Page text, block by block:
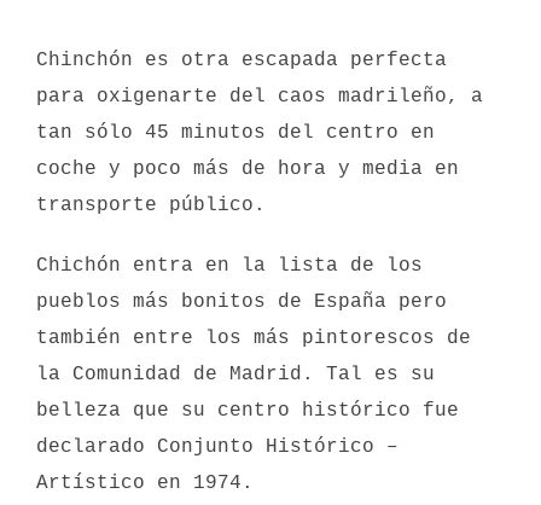
Chinchón es otra escapada perfecta
para oxigenarte del caos madrileño, a
tan sólo 45 minutos del centro en
coche y poco más de hora y media en
transporte público.
Chichón entra en la lista de los
pueblos más bonitos de España pero
también entre los más pintorescos de
la Comunidad de Madrid. Tal es su
belleza que su centro histórico fue
declarado Conjunto Histórico –
Artístico en 1974.